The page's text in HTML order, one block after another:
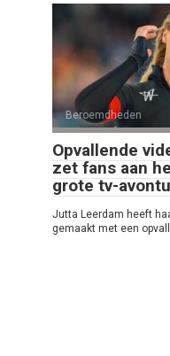
Beroemdheden
Opvallende
zet fans aan
grote tv-
Jutta Leerdam heeft
gemaakt met een